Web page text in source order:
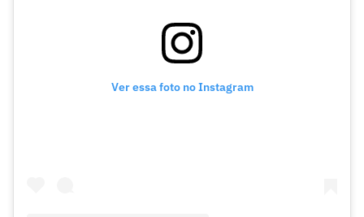
Ver essa foto no Instagram